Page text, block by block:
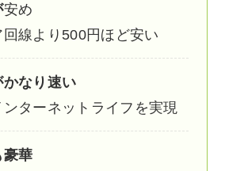
安め
線より500円ほど安い
なり速い
ターネットライフを実現
豪華